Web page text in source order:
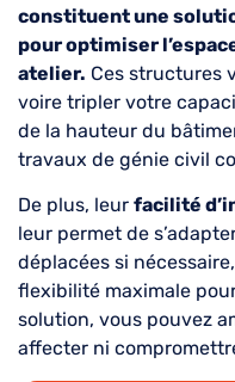
constituent une
pour optimiser
atelier. Ces structures
voire tripler votre
de la hauteur du
travaux de génie civil
De plus, leur facilité
leur permet de
déplacées si
flexibilité maximale
solution, vous pouvez
affecter ni